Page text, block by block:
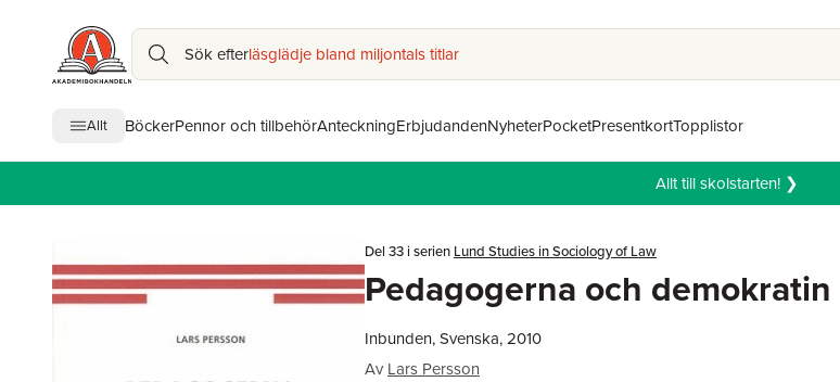
Sök efterläsglädje bland miljontals titlar
Allt BöckerPennor och tillbehörAnteckningErbjudandenNyheterPocketPresentkortTopplistor
Allt till skolstarten! ❯
Del 33 i serien Lund Studies in Sociology of Law
Pedagogerna och demokratin
Inbunden, Svenska, 2010
Av Lars Persson